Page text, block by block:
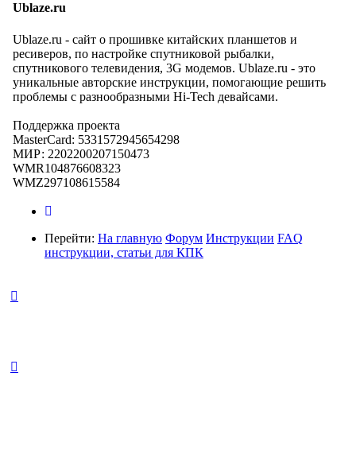
Ublaze.ru
Ublaze.ru - сайт о прошивке китайских планшетов и
ресиверов, по настройке спутниковой рыбалки,
спутникового телевидения, 3G модемов. Ublaze.ru - это
уникальные авторские инструкции, помогающие решить
проблемы с разнообразными Hi-Tech девайсами.
Поддержка проекта
MasterCard: 5331572945654298
МИР: 2202200207150473
WMR104876608323
WMZ297108615584
Перейти: На главную Форум Инструкции FAQ
инструкции, статьи для КПК